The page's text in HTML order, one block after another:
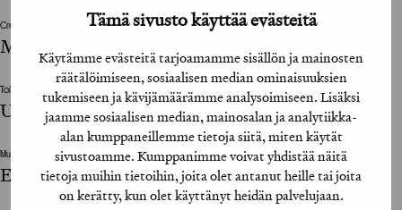
Tämä sivusto käyttää evästeitä
Käytämme evästeitä tarjoamamme sisällön ja mainosten
räätälöimiseen, sosiaalisen median ominaisuuksien
tukemiseen ja kävijämäärämme analysoimiseen. Lisäksi
jaamme sosiaalisen median, mainosalan ja analytiikka-
alan kumppaneillemme tietoja siitä, miten käytät
sivustoamme. Kumppanimme voivat yhdistää näitä
tietoja muihin tietoihin, joita olet antanut heille tai joita
on kerätty, kun olet käyttänyt heidän palvelujaan.
Creative Director
Mika Tolvanen
Toimittaja / Editor
Ulla Vuorela
Muu suunnitteluun vaikuttanut henkilö / The design was also influenced by
Esa Viherä